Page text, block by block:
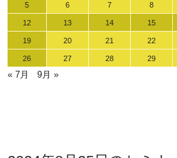
5 6 7 8
12 13 14 15
19 20 21 22
26 27 28 29
« 7月 9月 »